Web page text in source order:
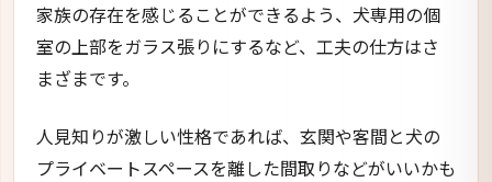
家族の存在を感じることができるよう、犬専用の個
室の上部をガラス張りにするなど、工夫の仕方はさ
まざまです。
人見知りが激しい性格であれば、玄関や客間と犬の
プライベートスペースを離した間取りなどがいいかも